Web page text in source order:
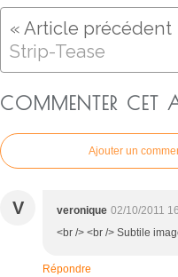
Strip-Tease
COMMENTER CET
Ajouter un
V veronique 02/10/2011
<br /> <br /> Subtile
Répondre